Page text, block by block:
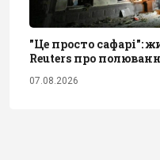
"Це просто сафарі":
Reuters про
07.08.2026